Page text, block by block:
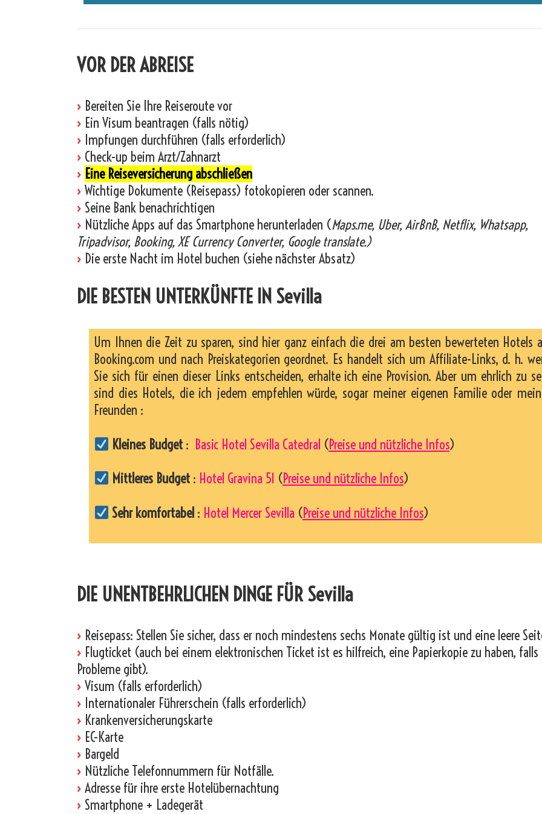
VOR DER ABREISE
› Bereiten Sie Ihre Reiseroute vor
› Ein Visum beantragen (falls nötig)
› Impfungen durchführen (falls erforderlich)
› Check-up beim Arzt/Zahnarzt
› Eine Reiseversicherung abschließen
› Wichtige Dokumente (Reisepass) fotokopieren oder scannen.
› Seine Bank benachrichtigen
› Nützliche Apps auf das Smartphone herunterladen (Maps.me, Uber, AirBnB, Netflix, Whatsapp,
Tripadvisor, Booking, XE Currency Converter, Google translate.)
› Die erste Nacht im Hotel buchen (siehe nächster Absatz)
DIE BESTEN UNTERKÜNFTE IN Sevilla
Um Ihnen die Zeit zu sparen, sind hier ganz einfach die drei am besten bewerteten Hotels
Booking.com und nach Preiskategorien geordnet. Es handelt sich um Affiliate-Links, d. h.
Sie sich für einen dieser Links entscheiden, erhalte ich eine Provision. Aber um ehrlich zu
sind dies Hotels, die ich jedem empfehlen würde, sogar meiner eigenen Familie oder
Freunden :
Kleines Budget : Basic Hotel Sevilla Catedral (Preise und nützliche Infos)
Mittleres Budget : Hotel Gravina 51 (Preise und nützliche Infos)
Sehr komfortabel : Hotel Mercer Sevilla (Preise und nützliche Infos)
DIE UNENTBEHRLICHEN DINGE FÜR Sevilla
› Reisepass: Stellen Sie sicher, dass er noch mindestens sechs Monate gültig ist und eine leere
› Flugticket (auch bei einem elektronischen Ticket ist es hilfreich, eine Papierkopie zu haben, falls
Probleme gibt).
› Visum (falls erforderlich)
› Internationaler Führerschein (falls erforderlich)
› Krankenversicherungskarte
› EC-Karte
› Bargeld
› Nützliche Telefonnummern für Notfälle.
› Adresse für ihre erste Hotelübernachtung
› Smartphone + Ladegerät